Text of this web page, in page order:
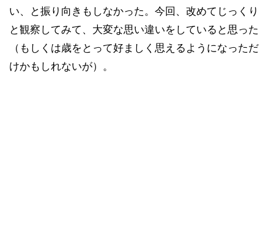
い、と振り向きもしなかった。今回、改めてじっくり
と観察してみて、大変な思い違いをしていると思った
（もしくは歳をとって好ましく思えるようになっただ
けかもしれないが）。